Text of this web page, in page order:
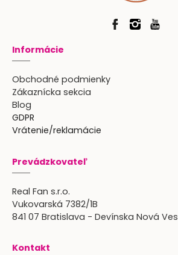
Informácie
Obchodné podmienky
Zákaznícka sekcia
Blog
GDPR
Vrátenie/reklamácie
Prevádzkovateľ
Real Fan s.r.o.
Vukovarská 7382/1B
841 07 Bratislava - Devínska Nová Ves
Kontakt